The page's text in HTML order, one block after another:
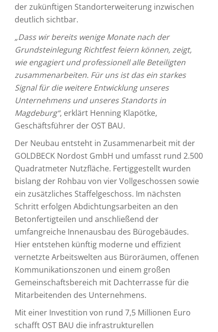
der zukünftigen Standorterweiterung inzwischen
deutlich sichtbar.
„Dass wir bereits wenige Monate nach der
Grundsteinlegung Richtfest feiern können, zeigt,
wie engagiert und professionell alle Beteiligten
zusammenarbeiten. Für uns ist das ein starkes
Signal für die weitere Entwicklung unseres
Unternehmens und unseres Standorts in
Magdeburg“, erklärt Henning Klapötke,
Geschäftsführer der OST BAU.
Der Neubau entsteht in Zusammenarbeit mit der
GOLDBECK Nordost GmbH und umfasst rund 2.500
Quadratmeter Nutzfläche. Fertiggestellt wurden
bislang der Rohbau von vier Vollgeschossen sowie
ein zusätzliches Staffelgeschoss. Im nächsten
Schritt erfolgen Abdichtungsarbeiten an den
Betonfertigteilen und anschließend der
umfangreiche Innenausbau des Bürogebäudes.
Hier entstehen künftig moderne und effizient
vernetzte Arbeitswelten aus Büroräumen, offenen
Kommunikationszonen und einem großen
Gemeinschaftsbereich mit Dachterrasse für die
Mitarbeitenden des Unternehmens.
Mit einer Investition von rund 7,5 Millionen Euro
schafft OST BAU die infrastrukturellen